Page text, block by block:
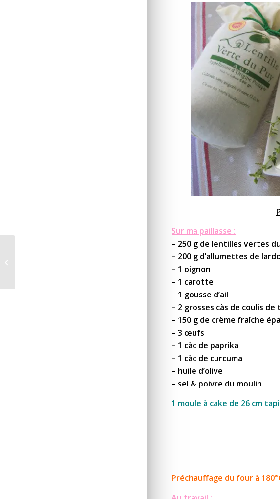
Sur ma paillasse :
– 250 g de lentilles vertes
– 200 g d’allumettes de
– 1 oignon
– 1 carotte
– 1 gousse d’ail
– 2 grosses càs de coulis
– 150 g de crème fraîche
– 3 œufs
– 1 càc de paprika
– 1 càc de curcuma
– huile d’olive
– sel & poivre du moulin
1 moule à cake de 26 cm
Préchauffage du four à